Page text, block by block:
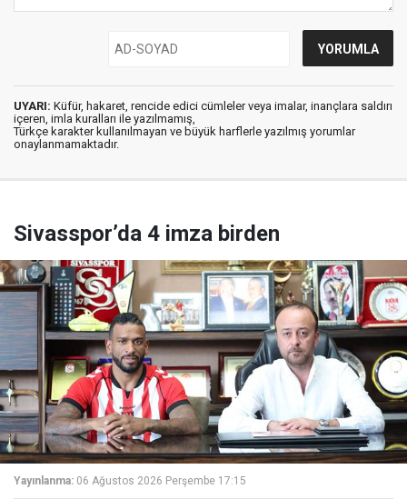
UYARI: Küfür, hakaret, rencide edici cümleler veya imalar, inançlara saldırı
içeren, imla kuralları ile yazılmamış,
Türkçe karakter kullanılmayan ve büyük harflerle yazılmış yorumlar
onaylanmamaktadır.
Sivasspor’da 4 imza birden
Yayınlanma: 06 Ağustos 2026 Perşembe 17:15